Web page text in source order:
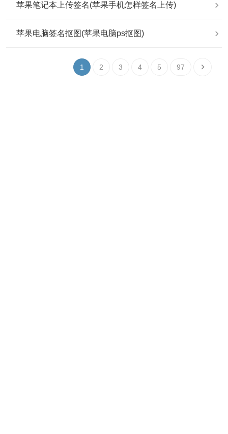
苹果笔记本上传签名(苹果手机怎样签名上传)
苹果电脑签名抠图(苹果电脑ps抠图)
1 2 3 4 5 97